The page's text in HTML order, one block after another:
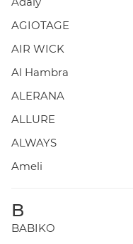
AGIOTAGE
AIR WICK
Al Hambra
ALERANA
ALLURE
ALWAYS
Ameli
B
BABIKO